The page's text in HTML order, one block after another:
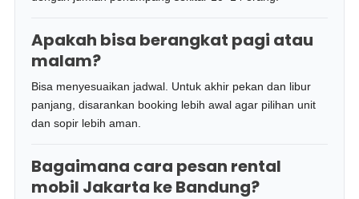
Apakah bisa berangkat pagi atau
malam?
Bisa menyesuaikan jadwal. Untuk akhir pekan dan libur
panjang, disarankan booking lebih awal agar pilihan unit
dan sopir lebih aman.
Bagaimana cara pesan rental
mobil Jakarta ke Bandung?